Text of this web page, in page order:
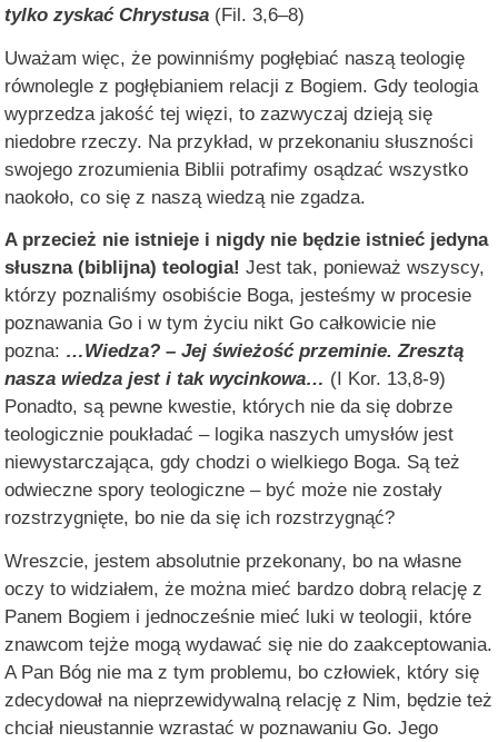
tylko zyskać Chrystusa (Fil. 3,6–8)
Uważam więc, że powinniśmy pogłębiać naszą teologię
równolegle z pogłębianiem relacji z Bogiem. Gdy teologia
wyprzedza jakość tej więzi, to zazwyczaj dzieją się
niedobre rzeczy. Na przykład, w przekonaniu słuszności
swojego zrozumienia Biblii potrafimy osądzać wszystko
naokoło, co się z naszą wiedzą nie zgadza.
A przecież nie istnieje i nigdy nie będzie istnieć jedyna
słuszna (biblijna) teologia! Jest tak, ponieważ wszyscy,
którzy poznaliśmy osobiście Boga, jesteśmy w procesie
poznawania Go i w tym życiu nikt Go całkowicie nie
pozna: …Wiedza? – Jej świeżość przeminie. Zresztą
nasza wiedza jest i tak wycinkowa… (I Kor. 13,8‑9)
Ponadto, są pewne kwestie, których nie da się dobrze
teologicznie poukładać – logika naszych umysłów jest
niewystarczająca, gdy chodzi o wielkiego Boga. Są też
odwieczne spory teologiczne – być może nie zostały
rozstrzygnięte, bo nie da się ich rozstrzygnąć?
Wreszcie, jestem absolutnie przekonany, bo na własne
oczy to widziałem, że można mieć bardzo dobrą relację z
Panem Bogiem i jednocześnie mieć luki w teologii, które
znawcom tejże mogą wydawać się nie do zaakceptowania.
A Pan Bóg nie ma z tym problemu, bo człowiek, który się
zdecydował na nieprzewidywalną relację z Nim, będzie też
chciał nieustannie wzrastać w poznawaniu Go. Jego